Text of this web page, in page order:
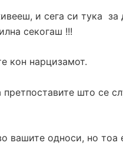
и сега си тука
секогаш !!!
кон нарцизамот.
што се
вашите односи, но